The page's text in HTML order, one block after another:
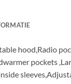
hood,Radio
pockets